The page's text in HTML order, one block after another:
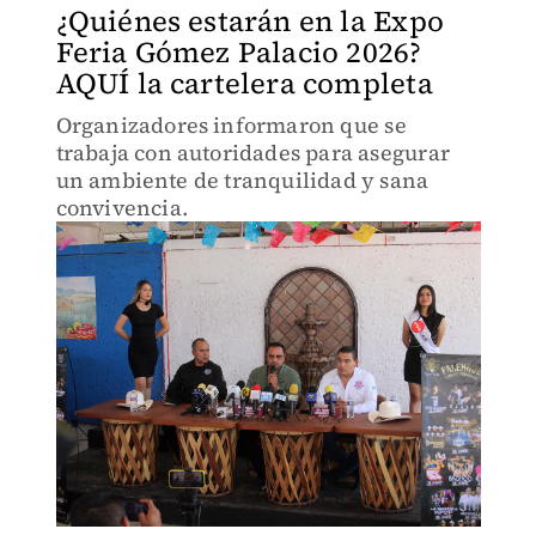
¿Quiénes estarán en la Expo
Feria Gómez Palacio 2026?
AQUÍ la cartelera completa
Organizadores informaron que se
trabaja con autoridades para asegurar
un ambiente de tranquilidad y sana
convivencia.